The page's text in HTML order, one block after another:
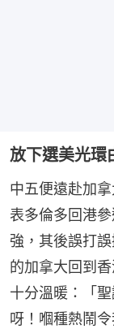
放下選美光環
中五便遠赴加
表多倫多回港
強，其後誤打
的加拿大回到
十分溫暖：「
呀！嗰種熱鬧令